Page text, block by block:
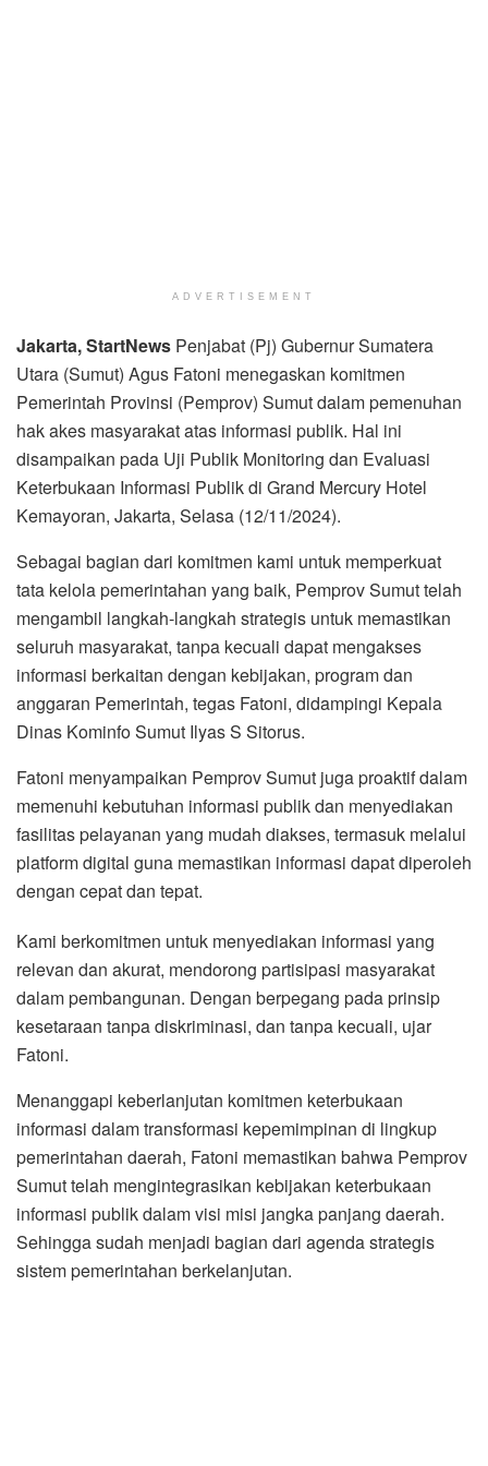
ADVERTISEMENT
Jakarta, StartNews Penjabat (Pj) Gubernur Sumatera
Utara (Sumut) Agus Fatoni menegaskan komitmen
Pemerintah Provinsi (Pemprov) Sumut dalam pemenuhan
hak akes masyarakat atas informasi publik. Hal ini
disampaikan pada Uji Publik Monitoring dan Evaluasi
Keterbukaan Informasi Publik di Grand Mercury Hotel
Kemayoran, Jakarta, Selasa (12/11/2024).
Sebagai bagian dari komitmen kami untuk memperkuat
tata kelola pemerintahan yang baik, Pemprov Sumut telah
mengambil langkah-langkah strategis untuk memastikan
seluruh masyarakat, tanpa kecuali dapat mengakses
informasi berkaitan dengan kebijakan, program dan
anggaran Pemerintah, tegas Fatoni, didampingi Kepala
Dinas Kominfo Sumut Ilyas S Sitorus.
Fatoni menyampaikan Pemprov Sumut juga proaktif dalam
memenuhi kebutuhan informasi publik dan menyediakan
fasilitas pelayanan yang mudah diakses, termasuk melalui
platform digital guna memastikan informasi dapat diperoleh
dengan cepat dan tepat.
Kami berkomitmen untuk menyediakan informasi yang
relevan dan akurat, mendorong partisipasi masyarakat
dalam pembangunan. Dengan berpegang pada prinsip
kesetaraan tanpa diskriminasi, dan tanpa kecuali, ujar
Fatoni.
Menanggapi keberlanjutan komitmen keterbukaan
informasi dalam transformasi kepemimpinan di lingkup
pemerintahan daerah, Fatoni memastikan bahwa Pemprov
Sumut telah mengintegrasikan kebijakan keterbukaan
informasi publik dalam visi misi jangka panjang daerah.
Sehingga sudah menjadi bagian dari agenda strategis
sistem pemerintahan berkelanjutan.